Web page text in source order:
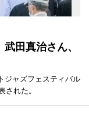
田真治さん、
ジャズフェスティバル
れた。